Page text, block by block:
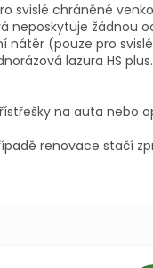
svislé chráněné
neposkytuje žádnou
(pouze pro
lazura HS
na auta nebo
renovace stačí